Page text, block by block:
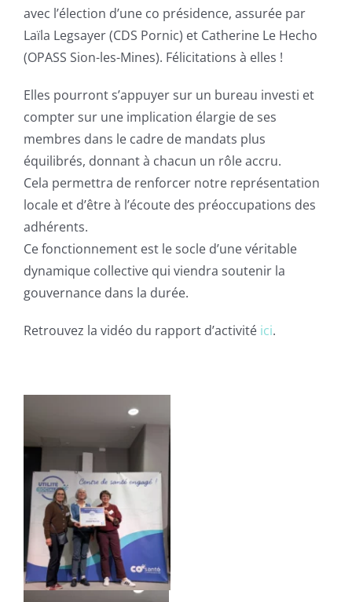
avec l’élection d’une co présidence, assurée par
Laïla Legsayer (CDS Pornic) et Catherine Le Hecho
(OPASS Sion-les-Mines). Félicitations à elles !
Elles pourront s’appuyer sur un bureau investi et
compter sur une implication élargie de ses
membres dans le cadre de mandats plus
équilibrés, donnant à chacun un rôle accru.
Cela permettra de renforcer notre représentation
locale et d’être à l’écoute des préoccupations des
adhérents.
Ce fonctionnement est le socle d’une véritable
dynamique collective qui viendra soutenir la
gouvernance dans la durée.
Retrouvez la vidéo du rapport d’activité ici.